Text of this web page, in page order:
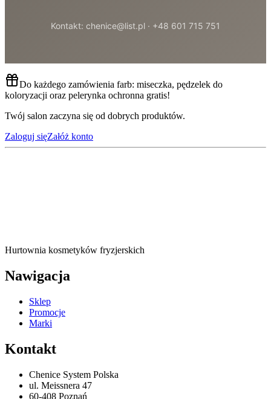
Kontakt: chenice@list.pl · +48 601 715 751
Do każdego zamówienia farb: miseczka, pędzelek do
koloryzacji oraz pelerynka ochronna gratis!
Twój salon zaczyna się od dobrych produktów.
Zaloguj sięZałóż konto
Hurtownia kosmetyków fryzjerskich
Nawigacja
Sklep
Promocje
Marki
Kontakt
Chenice System Polska
ul. Meissnera 47
60-408 Poznań